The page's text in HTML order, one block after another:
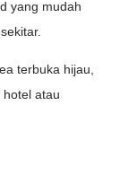
yang mudah
terbuka hijau,
atau